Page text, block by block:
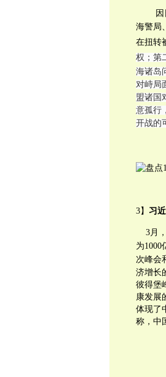
海警局
在扭转
权；第
海诸岛
对峙局
盟诸国
意孤行
开战的
3】 习
3月，
为1000
次峰会
济增长
彼得堡
康发展
体现了
称，中